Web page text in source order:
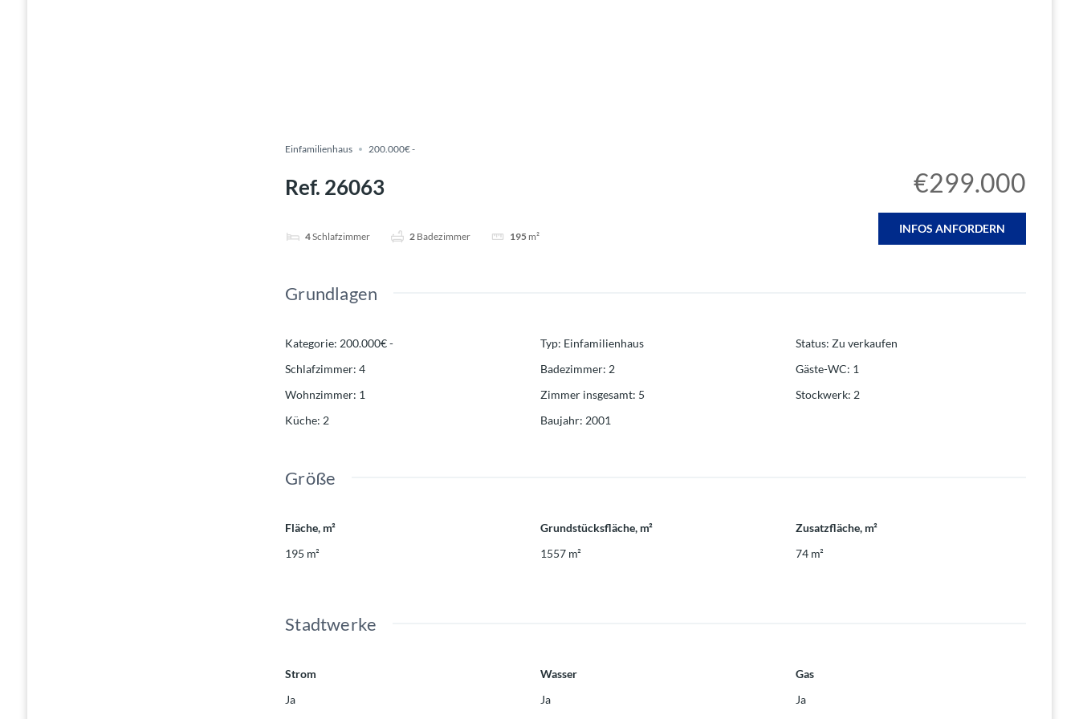
Einfamilienhaus 200.000€ -
Ref. 26063
4Schlafzimmer 2 Badezimmer 195 m²
€299.000
INFOS ANFORDERN
Grundlagen
Kategorie: 200.000€ - Typ: Einfamilienhaus Status: Zu verkaufen
Schlafzimmer: 4 Badezimmer: 2 Gäste-WC: 1
Wohnzimmer: 1 Zimmer insgesamt: 5 Stockwerk: 2
Küche: 2 Baujahr: 2001
Größe
Fläche, m²
195 m²
Grundstücksfläche, m²
1557 m²
Zusatzfläche, m²
74 m²
Stadtwerke
Strom
Ja
Wasser
Ja
Gas
Ja